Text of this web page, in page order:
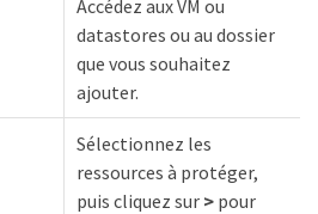
Accédez aux VM ou
datastores ou au dossier
que vous souhaitez
ajouter.
Sélectionnez les
ressources à protéger,
puis cliquez sur >pour